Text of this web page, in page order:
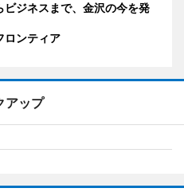
ビジネスまで、金沢の今を発
ロンティア
アップ